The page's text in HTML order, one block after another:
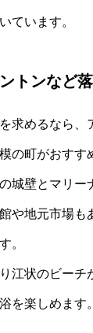
ています。
トンなど
求めるなら、
の町がおすす
城壁とマリー
や地元市場も
。
江状のビーチ
を楽しめます。